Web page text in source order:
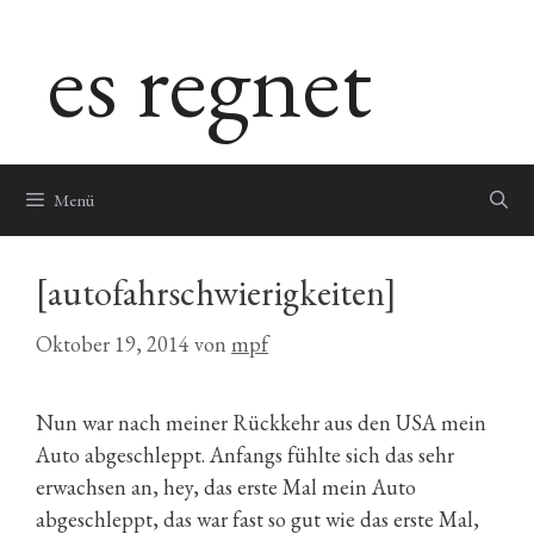
springenes regnet
Menü
[autofahrschwierigkeiten]
Oktober 19, 2014 von mpf
Nun war nach meiner Rückkehr aus den USA mein
Auto abgeschleppt. Anfangs fühlte sich das sehr
erwachsen an, hey, das erste Mal mein Auto
abgeschleppt, das war fast so gut wie das erste Mal,